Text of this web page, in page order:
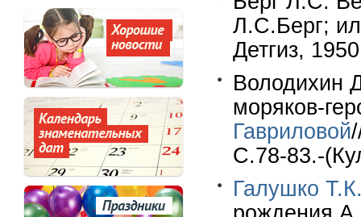
Л.С.Берг;
Детгиз,
Володихин
моряков-
Гавриловой
С.78-83.-
Галушко